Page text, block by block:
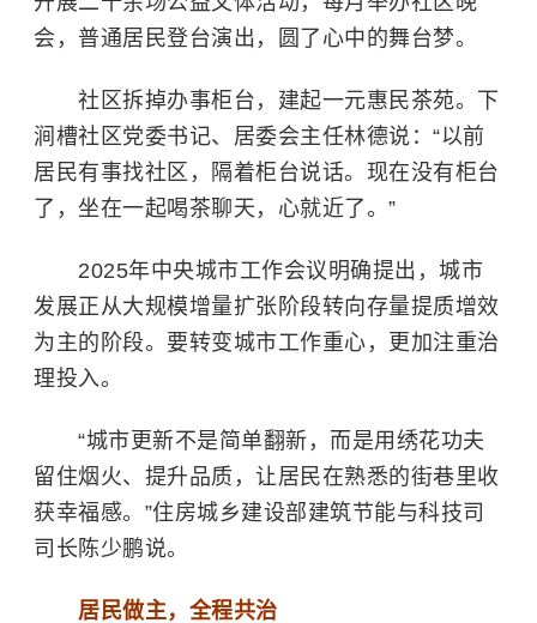
会，普通居民登台演出，圆了心中的舞台梦。
社区拆掉办事柜台，建起一元惠民茶苑。下
涧槽社区党委书记、居委会主任林德说：“以前
居民有事找社区，隔着柜台说话。现在没有柜台
了，坐在一起喝茶聊天，心就近了。”
2025年中央城市工作会议明确提出，城市
发展正从大规模增量扩张阶段转向存量提质增效
为主的阶段。要转变城市工作重心，更加注重治
理投入。
“城市更新不是简单翻新，而是用绣花功夫
留住烟火、提升品质，让居民在熟悉的街巷里收
获幸福感。”住房城乡建设部建筑节能与科技司
司长陈少鹏说。
居民做主，全程共治